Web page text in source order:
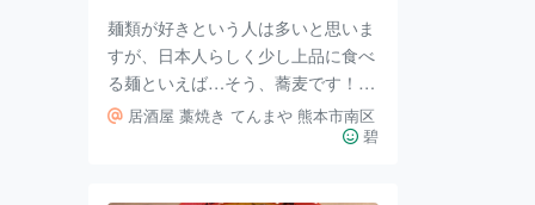
麺類が好きという人は多いと思いま
すが、日本人らしく少し上品に食べ
る麺といえば…そう、蕎麦です！
そしてその蕎麦の中でも、少し敷居
が高いかな…と思ってしまうのが、
居酒屋 藁焼き てんまや 熊本市南区
碧